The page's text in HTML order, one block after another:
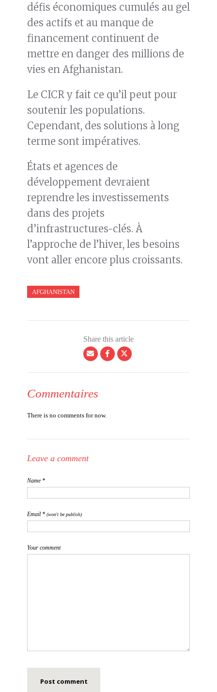
défis économiques cumulés au gel
des actifs et au manque de
financement continuent de
mettre en danger des millions de
vies en Afghanistan.
Le CICR y fait ce qu’il peut pour
soutenir les populations.
Cependant, des solutions à long
terme sont impératives.
États et agences de
développement devraient
reprendre les investissements
dans des projets
d’infrastructures-clés. À
l’approche de l’hiver, les besoins
vont aller encore plus croissants.
AFGHANISTAN
Share this article
Commentaires
There is no comments for now.
Leave a comment
Name *
Email * (won't be publish)
Your comment